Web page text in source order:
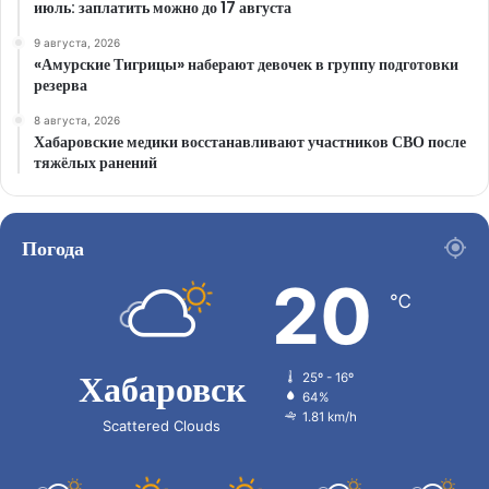
июль: заплатить можно до 17 августа
9 августа, 2026
«Амурские Тигрицы» наберают девочек в группу подготовки
резерва
8 августа, 2026
Хабаровские медики восстанавливают участников СВО после
тяжёлых ранений
Погода
Хабаровск
Scattered Clouds
20 ℃
25º - 16º
64%
1.81 km/h